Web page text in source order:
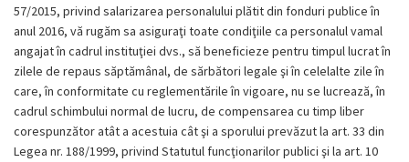
57/2015, privind salarizarea personalului plătit din fonduri publice în
anul 2016, vă rugăm sa asiguraţi toate condiţiile ca personalul vamal
angajat în cadrul instituţiei dvs., să beneficieze pentru timpul lucrat în
zilele de repaus săptămânal, de sărbători legale şi în celelalte zile în
care, în conformitate cu reglementările în vigoare, nu se lucrează, în
cadrul schimbului normal de lucru, de compensarea cu timp liber
corespunzător atât a acestuia cât şi a sporului prevăzut la art. 33 din
Legea nr. 188/1999, privind Statutul funcţionarilor publici şi la art. 10